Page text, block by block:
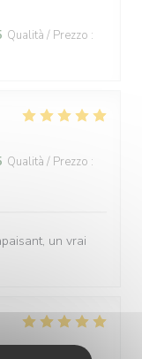
Qualità / Prezzo :
Qualità / Prezzo :
un vrai